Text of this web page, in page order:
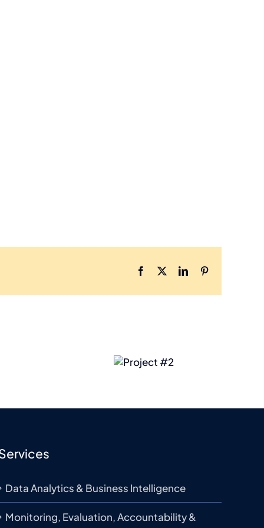
Facebook
X LinkedInPinterest
Data Analytics & Business Intelligence
Monitoring, Evaluation, Accountability &